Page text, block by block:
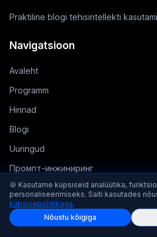
Praktiline blogi tehisintellekti
Navigatsioon
Avaleht
Programm
Hinnad
Blogi
Uuringud
Промпт-инжиниринг
Uudiskiri
Kontaktid
🍪 Kasutame küpsiseid analüütika,
personaliseerimiseks. Saiti kasutades
küpsisepoliitikaga.
Nõustu kõigiga